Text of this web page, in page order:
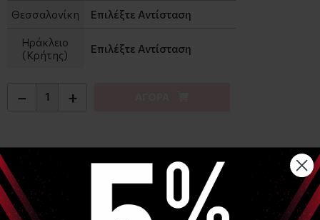
Θεσσαλονίκη Επιλέξτε Αντίσταση
Ηράκλειο
(Κρήτης)
Επιλέξτε Αντίσταση
− +
Αναλυτική Περιγραφή
Το MSD-Band Ankleciser είναι ένα εξαιρετικό όργανο
εκγύμνασης του αστραγάλου. Είναι απλό και